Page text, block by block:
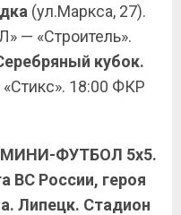
(ул.Маркса, 27).
— «Строитель».
кубок.
18:00 ФКР
МИНИ-ФУТБОЛ 5х5.
ВС России, героя
Липецк. Стадион